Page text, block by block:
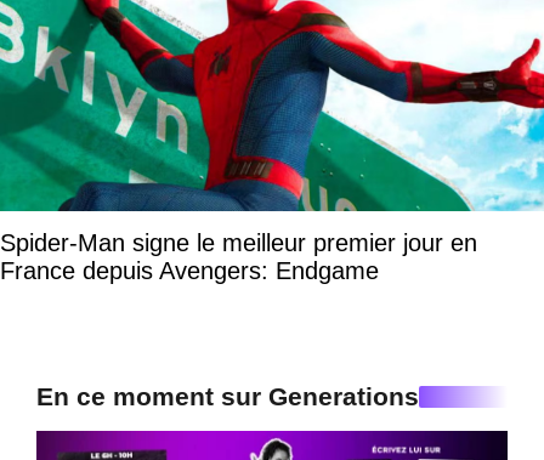
Spider-Man signe le meilleur premier jour en
France depuis Avengers: Endgame
En ce moment sur Generations